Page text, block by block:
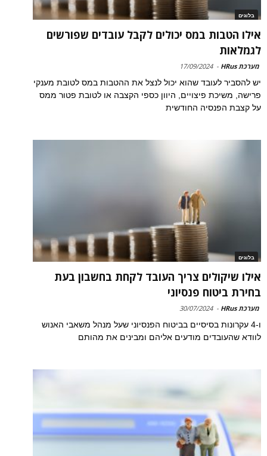
בלוגים
אילו הטבות במס יכולים לקבל עובדים שפורשים
לגמלאות
מערכת HRus -
17/09/2024
יש להסביר לעובד שהוא יכול לנצל את ההטבות במס לטובת מענקי
פרישה, משיכת פיצויים, היוון כספי הקצבה או לטובת פטור ממס
על קצבת הפנסיה החודשית
בלוגים
אילו שיקולים צריך העובד לקחת בחשבון בעת
בחירת ביטוח פנסיוני
מערכת HRus -
30/07/2024
ו-4 עקרונות בסיסיים בביטוח הפנסיוני שעל מנהל משאבי האנוש
לוודא שהעובדים מודעים אליהם ומבינים את מהותם